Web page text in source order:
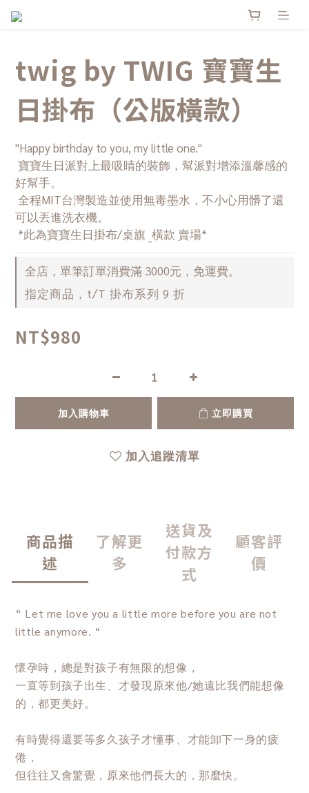
twig by TWIG 寶寶生
日掛布（公版橫款）
"Happy birthday to you, my little one."
好幫手。
可以丟進洗衣機。
*此為寶寶生日掛布/桌旗 _橫款 賣場*
全店，單筆訂單消費滿 3000元，免運費。
指定商品，t/T 掛布系列 9 折
NT$980
加入購物車 立即購買
加入追蹤清單
商品描
述
了解更
多
送貨及
付款方
式
顧客評
價
“ Let me love you a little more before you are not
little anymore. “
懷孕時，總是對孩子有無限的想像，
一直等到孩子出生、才發現原來他/她遠比我們能想像
的，都更美好。
有時覺得還要等多久孩子才懂事、才能卸下一身的疲
倦，
但往往又會驚覺，原來他們長大的，那麼快。